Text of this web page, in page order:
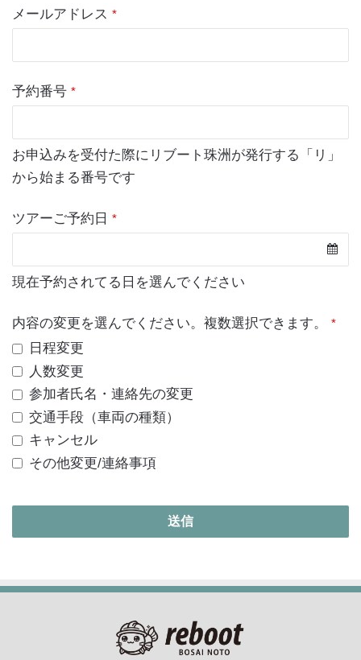
メールアドレス *
予約番号 *
お申込みを受付た際にリブート珠洲が発行する「リ」
から始まる番号です
ツアーご予約日 *
現在予約されてる日を選んでください
内容の変更を選んでください。複数選択できます。 *
日程変更
人数変更
参加者氏名・連絡先の変更
交通手段（車両の種類）
キャンセル
その他変更/連絡事項
Contact
送信